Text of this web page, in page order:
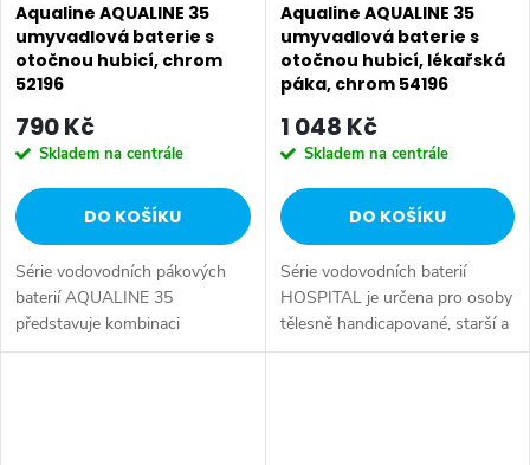
Aqualine AQUALINE 35
umyvadlová baterie s
otočnou hubicí, chrom
52196
790 Kč
Skladem na centrále
DO KOŠÍKU
Série vodovodních pákových
baterií AQUALINE 35
představuje kombinaci
tradičního jednoduchého
Aqualine AQUALINE 35
umyvadlová baterie s
otočnou hubicí, lékařská
páka, chrom 54196
1 048 Kč
Skladem na centrále
DO KOŠÍKU
Série vodovodních baterií
HOSPITAL je určena pro osoby
tělesně handicapované, starší a
s omezenou pohyblivostí, které